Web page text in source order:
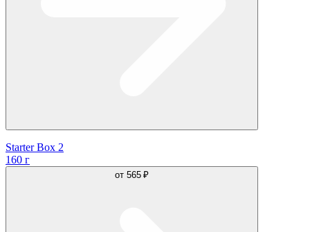
Starter Box 2
160 г
от 565 ₽